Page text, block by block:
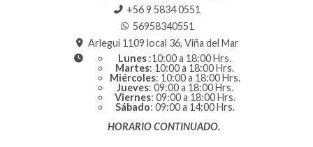
+56 9 5834 0551
56958340551
Arlegui 1109 local 36, Viña del Mar
Lunes :10:00 a 18:00 Hrs.
Martes: 10:00 a 18:00 Hrs.
Miércoles: 10:00 a 18:00 Hrs.
Jueves: 09:00 a 18:00 Hrs.
Viernes: 09:00 a 18:00 Hrs.
Sábado: 09:00 a 14:00 Hrs.
HORARIO CONTINUADO.